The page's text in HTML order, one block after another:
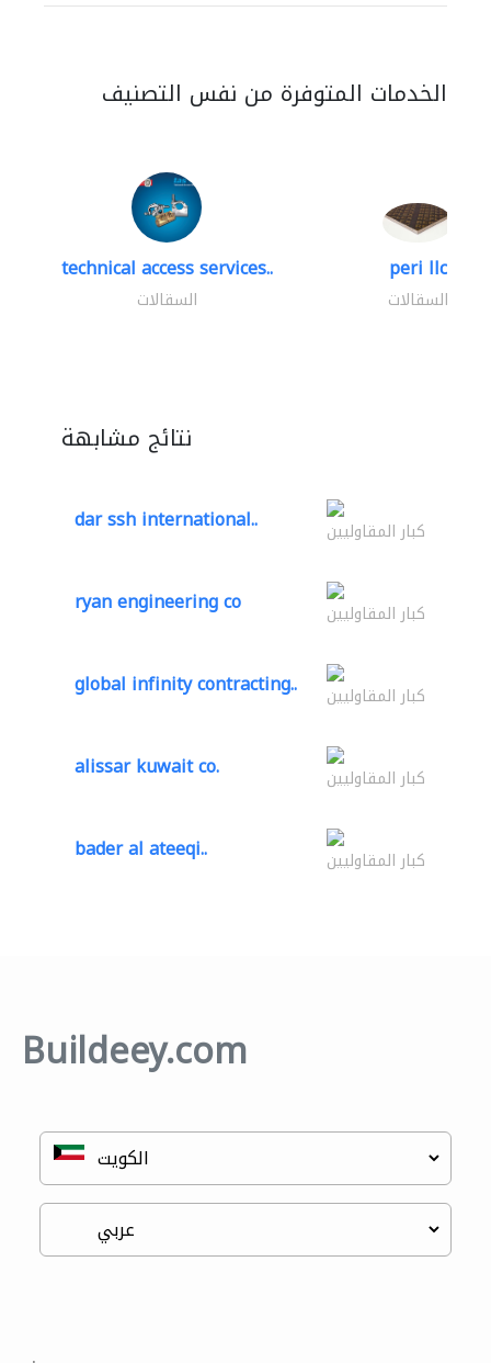
الخدمات المتوفرة من نفس التصنيف
technical access services..
السقالات
peri llc
السقالات
نتائج مشابهة
dar ssh international.. كبار المقاوليين
ryan engineering co كبار المقاوليين
global infinity contracting.. كبار المقاوليين
alissar kuwait co. كبار المقاوليين
bader al ateeqi.. كبار المقاوليين
Buildeey.com